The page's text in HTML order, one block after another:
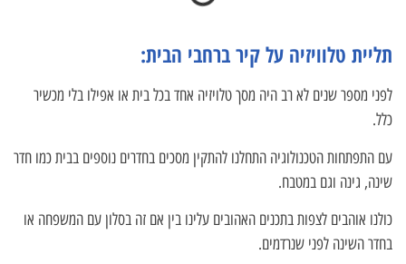
תליית טלוויזיה על קיר ברחבי הבית:
לפני מספר שנים לא רב היה מסך טלויזיה אחד בכל בית או אפילו בלי מכשיר
כלל.
עם התפתחות הטכנולוגיה התחלנו להתקין מסכים בחדרים נוספים בבית כמו חדר
שינה, גינה וגם במטבח.
כולנו אוהבים לצפות בתכנים האהובים עלינו בין אם זה בסלון עם המשפחה או
בחדר השינה לפני שנרדמים.